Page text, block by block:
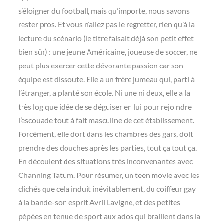
s’éloigner du football, mais qu’importe, nous savons
rester pros. Et vous n’allez pas le regretter, rien qu’à la
lecture du scénario (le titre faisait déjà son petit effet
bien sûr) : une jeune Américaine, joueuse de soccer, ne
peut plus exercer cette dévorante passion car son
équipe est dissoute. Elle a un frère jumeau qui, parti à
l’étranger, a planté son école. Ni une ni deux, elle a la
très logique idée de se déguiser en lui pour rejoindre
l’escouade tout à fait masculine de cet établissement.
Forcément, elle dort dans les chambres des gars, doit
prendre des douches après les parties, tout ça tout ça.
En découlent des situations très inconvenantes avec
Channing Tatum. Pour résumer, un teen movie avec les
clichés que cela induit inévitablement, du coiffeur gay
à la bande-son esprit Avril Lavigne, et des petites
pépées en tenue de sport aux ados qui braillent dans la